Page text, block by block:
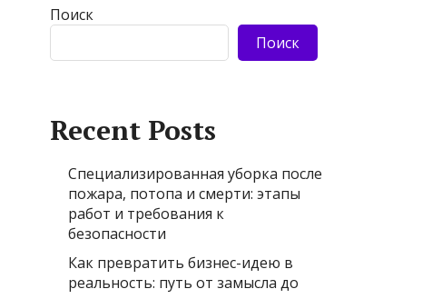
Поиск
Поиск
Recent Posts
Специализированная уборка после
пожара, потопа и смерти: этапы
работ и требования к
безопасности
Как превратить бизнес-идею в
реальность: путь от замысла до